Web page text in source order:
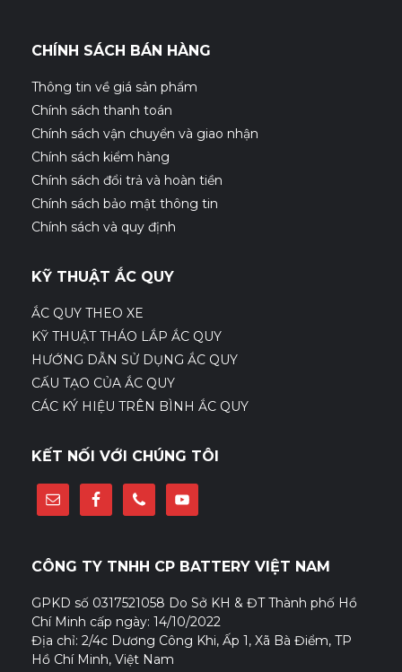
CHÍNH SÁCH BÁN HÀNG
Thông tin về giá sản phẩm
Chính sách thanh toán
Chính sách vận chuyển và giao nhận
Chính sách kiểm hàng
Chính sách đổi trả và hoàn tiền
Chính sách bảo mật thông tin
Chính sách và quy định
KỸ THUẬT ẮC QUY
ẮC QUY THEO XE
KỸ THUẬT THÁO LẮP ẮC QUY
HƯỚNG DẪN SỬ DỤNG ẮC QUY
CẤU TẠO CỦA ẮC QUY
CÁC KÝ HIỆU TRÊN BÌNH ẮC QUY
KẾT NỐI VỚI CHÚNG TÔI
CÔNG TY TNHH CP BATTERY VIỆT NAM
GPKD số 0317521058 Do Sở KH & ĐT Thành phố Hồ
Chí Minh cấp ngày: 14/10/2022
Địa chỉ: 2/4c Dương Công Khi, Ấp 1, Xã Bà Điểm, TP
Hồ Chí Minh, Việt Nam